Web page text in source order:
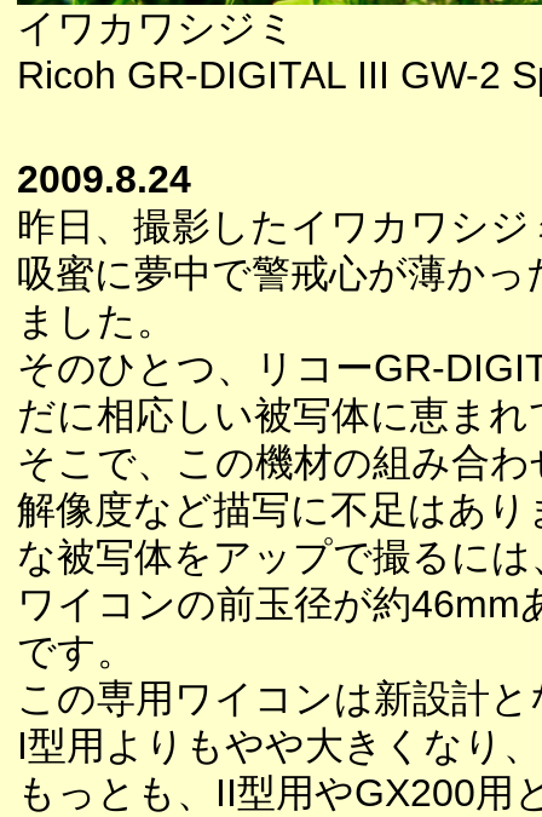
イワカワシジミ
Ricoh GR-DIGITAL III GW-2
2009.8.24
昨日、撮影したイワカワシ
吸蜜に夢中で警戒心が薄か
ました。
そのひとつ、リコーGR-
だに相応しい被写体に恵ま
そこで、この機材の組み合
解像度など描写に不足はあ
な被写体をアップで撮るに
ワイコンの前玉径が約
です。
この専用ワイコンは新設計
I型用よりもやや大きくなり
もっとも、II型用やGX200用